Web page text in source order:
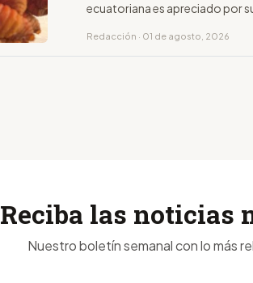
ecuatoriana es apreciado por
Redacción · 01 de agosto, 2026
Reciba las noticias
Nuestro boletín semanal con lo más